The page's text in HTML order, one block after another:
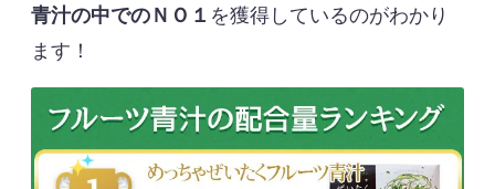
青汁の中でのＮＯ１ を獲得しているのがわかり
ます！